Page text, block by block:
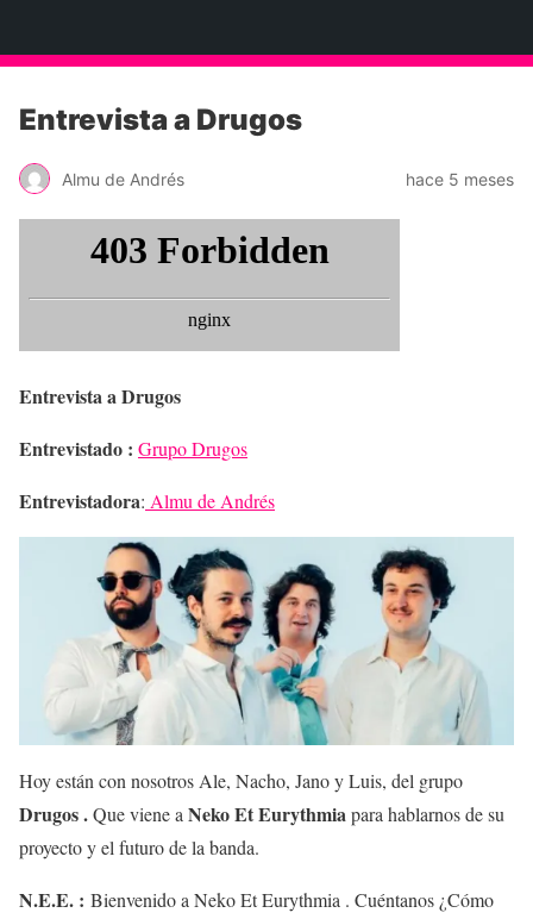
Entrevista a Drugos
Almu de Andrés hace 5 meses
Entrevista a Drugos
Entrevistado : Grupo Drugos
Entrevistadora: Almu de Andrés
Hoy están con nosotros Ale, Nacho, Jano y Luis, del grupo
Drugos .Que viene a Neko Et Eurythmiapara hablarnos de su
proyecto y el futuro de la banda.
N.E.E. : Bienvenido a Neko Et Eurythmia . Cuéntanos ¿Cómo